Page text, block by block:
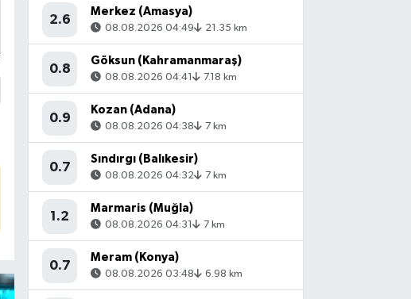
2.6
Merkez (Amasya)
08.08.2026 04:49 21.35 km
0.8
Göksun (Kahramanmaraş)
08.08.2026 04:41 7.18 km
0.9
Kozan (Adana)
08.08.2026 04:38 7 km
0.7
Sındırgı (Balıkesir)
08.08.2026 04:32 7 km
1.2
Marmaris (Muğla)
08.08.2026 04:31 7 km
0.7
Meram (Konya)
08.08.2026 03:48 6.98 km